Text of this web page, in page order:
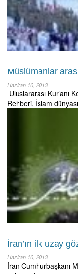
Müslümanlar
Haziran 10, 2013
Uluslararası Kur’anı
Rehberi, İslam
İran’ın ilk uzay
Haziran 10, 2013
İran Cumhurbaşkanı